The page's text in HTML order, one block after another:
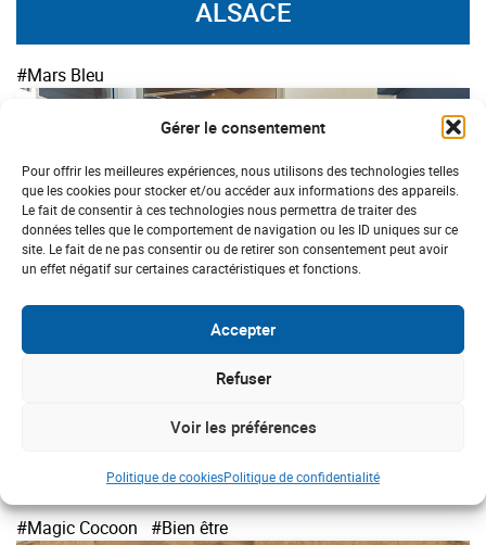
Gérer le consentement
Pour offrir les meilleures expériences, nous utilisons des technologies telles
que les cookies pour stocker et/ou accéder aux informations des appareils.
Le fait de consentir à ces technologies nous permettra de traiter des
données telles que le comportement de navigation ou les ID uniques sur ce
site. Le fait de ne pas consentir ou de retirer son consentement peut avoir
un effet négatif sur certaines caractéristiques et fonctions.
Accepter
Refuser
Voir les préférences
Politique de cookiesPolitique de confidentialité
ALSACE
#Mars Bleu
Courir, rouler, nager : un grand élan de
solidarité pour Mars Bleu
#Magic Cocoon #Bien être